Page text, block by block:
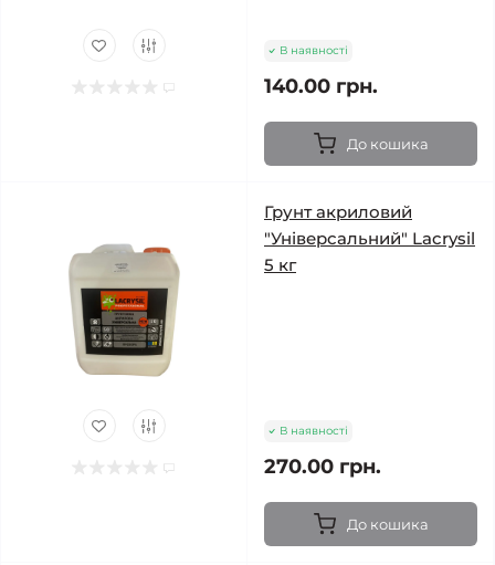
В наявності
140.00 грн.
До кошика
Грунт акриловий
"Універсальний" Lacrysil
5 кг
В наявності
270.00 грн.
До кошика